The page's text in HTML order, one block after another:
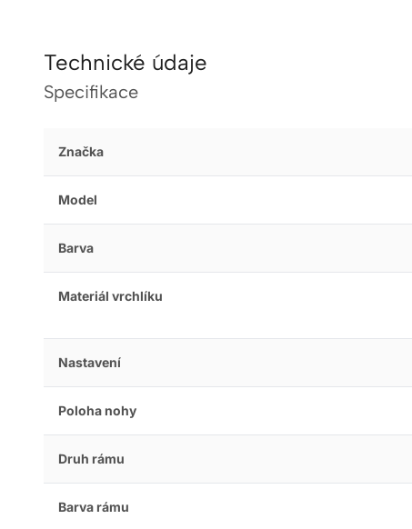
Technické údaje
Specifikace
Značka
Model
Barva
Materiál vrchlíku
Nastavení
Poloha nohy
Druh rámu
Barva rámu